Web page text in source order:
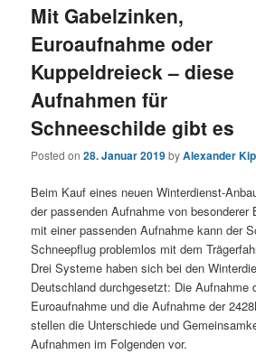
Mit Gabelzinken,
Euroaufnahme oder
Kuppeldreieck – diese
Aufnahmen für
Schneeschilde gibt es
Posted on28. Januar 2019byAlexander
Beim Kauf eines neuen Winterdienst-
der passenden Aufnahme von besonderer
mit einer passenden Aufnahme kann der
Schneepflug problemlos mit dem
Drei Systeme haben sich bei den
Deutschland durchgesetzt: Die Aufnahme
Euroaufnahme und die Aufnahme der
stellen die Unterschiede und
Aufnahmen im Folgenden vor.